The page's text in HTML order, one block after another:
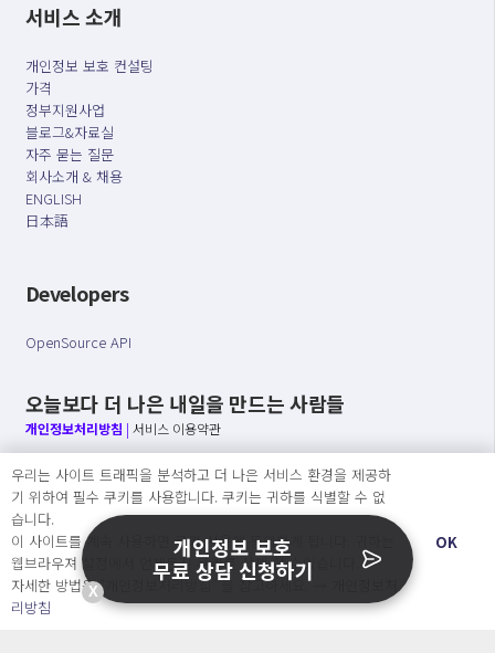
서비스 소개
개인정보 보호 컨설팅
가격
정부지원사업
블로그&자료실
자주 묻는 질문
회사소개 & 채용
ENGLISH
日本語
Developers
OpenSource API
오늘보다 더 나은 내일을 만드는 사람들
개인정보처리방침 | 서비스 이용약관
○ 개인정보보호 컴플라이언스를 선도하겠습니다.
○ 정보주체의 권리를 보장하겠습니다.
○ 기업의 개인정보보호를 위한 효율적 관리를 보장하겠습니다.
Copyright Ⓒ
2026 O.NE PEOPLE Co., Ltd. All rights reserved.
우리는 사이트 트래픽을 분석하고 더 나은 서비스 환경을 제공하
기 위하여 필수 쿠키를 사용합니다. 쿠키는 귀하를 식별할 수 없
습니다.
이 사이트를 계속 사용하면 쿠키 사용에 동의하게 됩니다. 귀하는
웹브라우져 설정에서 언제든지 쿠키를 삭제 할 수있습니다.
자세한 방법은 “개인정보처리방침” 을 참고하세요. →
리방침
OK
X
개인정보 보호
무료 상담 신청하기